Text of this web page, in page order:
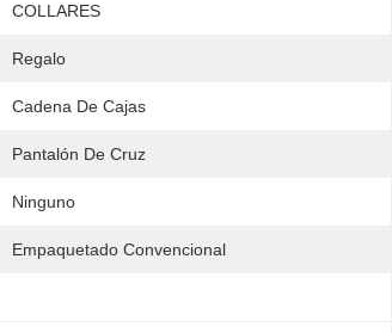
COLLARES
Regalo
Cadena De Cajas
Pantalón De Cruz
Ninguno
Empaquetado Convencional